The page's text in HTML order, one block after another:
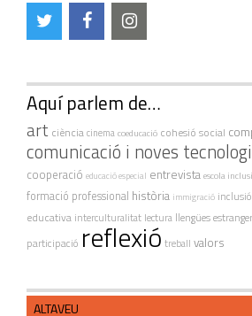
Aquí parlem de…
art ciènciacinemacoeducació cohesió social
comunicació i noves
cooperació educació especial entrevistaescola
formació professional història immigració
educativa interculturalitat lectura llengües
participació reflexió treball valors
ALTAVEU